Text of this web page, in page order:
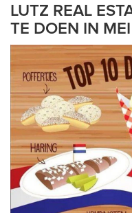
LUTZ REAL
TE DOEN IN MEI